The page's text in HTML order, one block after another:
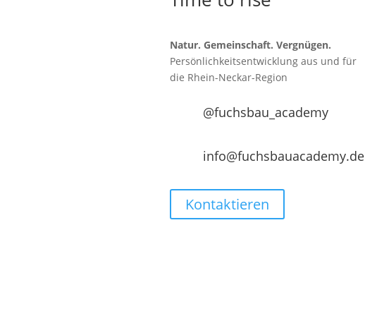
Natur. Gemeinschaft. Vergnügen.
Persönlichkeitsentwicklung aus und für
die Rhein-Neckar-Region
@fuchsbau_academy
info@fuchsbauacademy.de
Kontaktieren